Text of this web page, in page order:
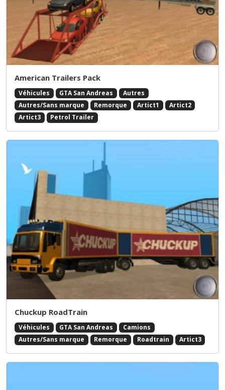
American Trailers Pack
Véhicules GTA San Andreas
Autres
Autres/Sans marque
Remorque Artict1
Artict2
Artict3
Petrol Trailer
Chuckup RoadTrain
Véhicules GTA San Andreas
Camions
Autres/Sans marque
Remorque Roadtrain Artict3